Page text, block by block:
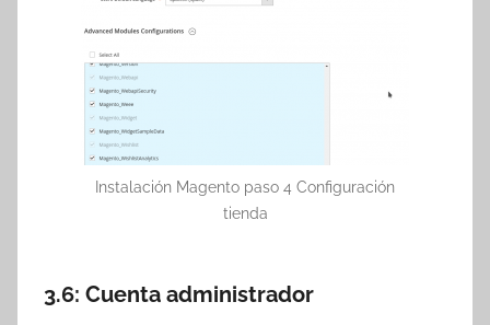
Instalación Magento paso 4 Configuración
tienda
3.6: Cuenta administrador